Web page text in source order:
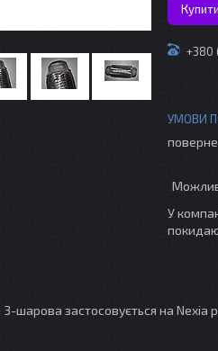
+380
У
шарова застосовується на Nexia